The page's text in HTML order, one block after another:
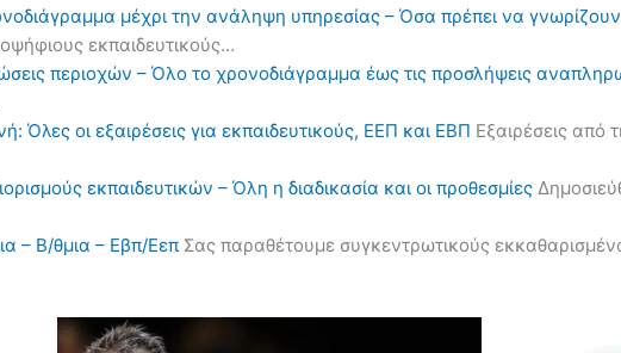
μέχρι την ανάληψη υπηρεσίας – Όσα πρέπει να
εκπαιδευτικούς…
περιοχών – Όλο το χρονοδιάγραμμα έως τις προσλήψεις
Όλες οι εξαιρέσεις για εκπαιδευτικούς, ΕΕΠ και ΕΒΠ Εξαιρέσεις από
εκπαιδευτικών – Όλη η διαδικασία και οι προθεσμίες
– Β/θμια – Εβπ/Εεπ Σας παραθέτουμε συγκεντρωτικούς